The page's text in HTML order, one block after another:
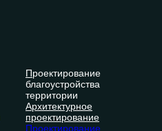
Проектирование
благоустройства
территории
Архитектурное
проектирование
Проектирование